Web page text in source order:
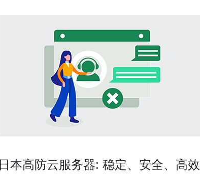
日本高防云服务器: 稳定、安全、高效